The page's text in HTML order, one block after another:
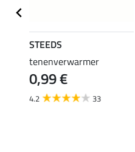
STEEDS
tenenverwarmer
0,99 €
4.2 33